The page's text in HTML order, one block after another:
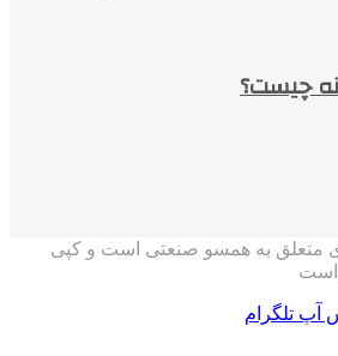
چیست؟
متعلق به همسو صنعتی است و کپی
است
آپ تلگرام